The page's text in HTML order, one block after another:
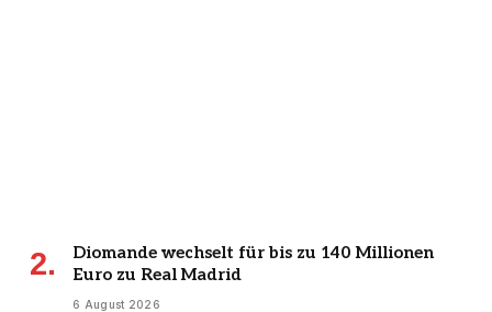
Diomande wechselt für bis zu 140 Millionen
Euro zu Real Madrid
6 August 2026